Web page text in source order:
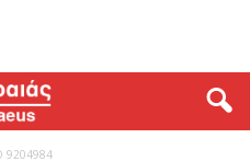
9204984